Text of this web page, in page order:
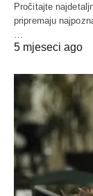
Pročitajte
pripremaju
5 mjeseci ago